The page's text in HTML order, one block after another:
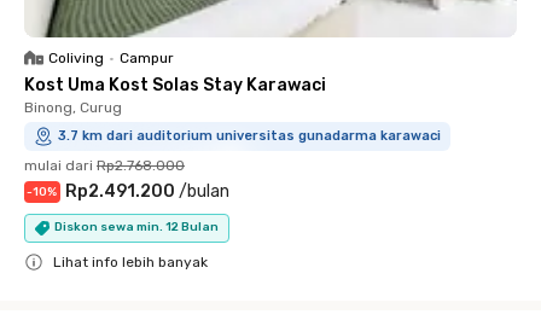
Coliving • Campur
Kost Uma Kost Solas Stay Karawaci
Binong, Curug
3.7 km dari auditorium universitas gunadarma karawaci
mulai dari Rp2.768.000
-10% Rp2.491.200 /bulan
Diskon sewa min. 12 Bulan
Lihat info lebih banyak